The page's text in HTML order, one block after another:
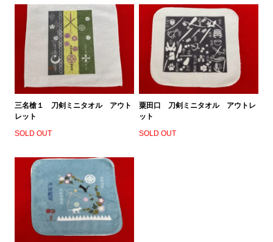
三名槍１ 刀剣ミニタオル アウト
レット
SOLD OUT
粟田口 刀剣ミニタオル アウトレ
ット
SOLD OUT